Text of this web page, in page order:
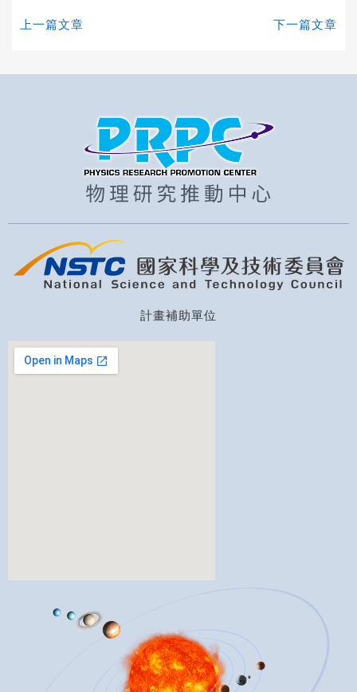
上一篇文章 下一篇文章
計畫補助單位